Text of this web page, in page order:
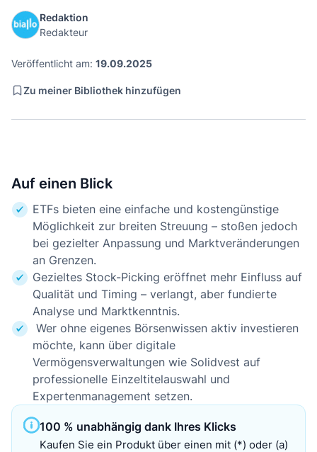
Redaktion
Redakteur
Veröffentlicht am: 19.09.2025
Zu meiner Bibliothek hinzufügen
Auf einen Blick
ETFs bieten eine einfache und kostengünstige
Möglichkeit zur breiten Streuung – stoßen jedoch
bei gezielter Anpassung und Marktveränderungen
an Grenzen.
Gezieltes Stock-Picking eröffnet mehr Einfluss auf
Qualität und Timing – verlangt, aber fundierte
Analyse und Marktkenntnis.
Wer ohne eigenes Börsenwissen aktiv investieren
möchte, kann über digitale
Vermögensverwaltungen wie Solidvest auf
professionelle Einzeltitelauswahl und
Expertenmanagement setzen.
100 % unabhängig dank Ihres Klicks
Kaufen Sie ein Produkt über einen mit (*) oder (a)